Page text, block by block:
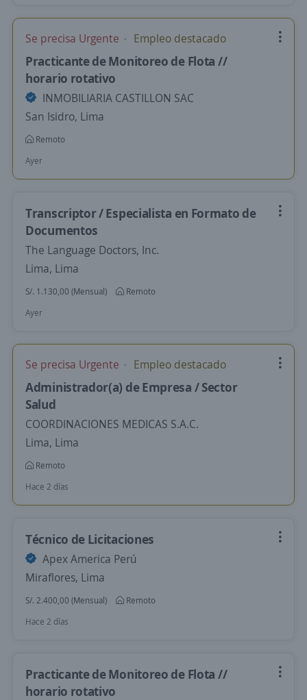
Se precisa Urgente Empleo destacado
Practicante de Monitoreo de Flota //
horario rotativo
INMOBILIARIA CASTILLON SAC
San Isidro, Lima
Remoto
Ayer
Transcriptor / Especialista en Formato de
Documentos
The Language Doctors, Inc.
Lima, Lima
S/. 1.130,00 (Mensual)
Remoto
Ayer
Se precisa Urgente Empleo destacado
Administrador(a) de Empresa / Sector
Salud
COORDINACIONES MEDICAS S.A.C.
Lima, Lima
Remoto
Hace 2 días
Técnico de Licitaciones
Apex America Perú
Miraflores, Lima
S/. 2.400,00 (Mensual)
Remoto
Hace 2 días
Practicante de Monitoreo de Flota //
horario rotativo